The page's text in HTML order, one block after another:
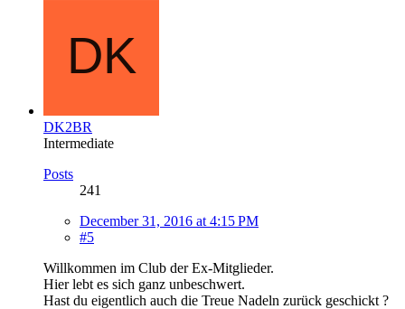
DK2BR
Intermediate
Posts
241
December 31, 2016 at 4:15 PM
#5
Willkommen im Club der Ex-Mitglieder.
Hier lebt es sich ganz unbeschwert.
Hast du eigentlich auch die Treue Nadeln zurück geschickt ?